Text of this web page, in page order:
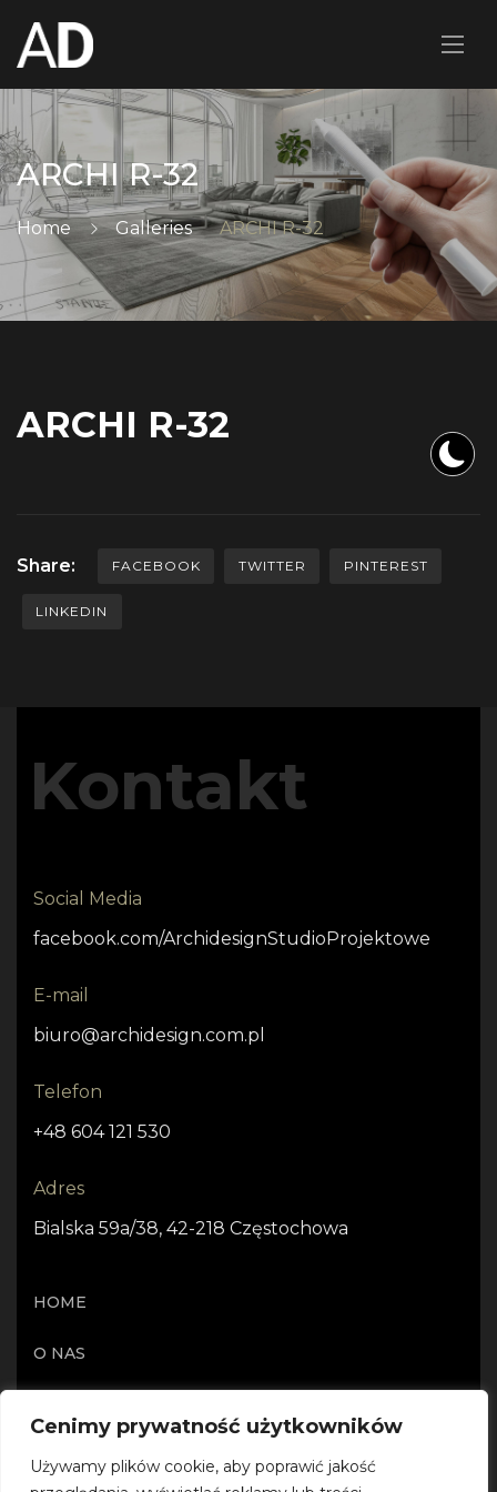
Cenimy prywatność użytkowników
Używamy plików cookie, aby poprawić jakość
ARCHI R-32
Home Galleries ARCHI R-32
ARCHI R-32
Share: FACEBOOK TWITTER PINTEREST
LINKEDIN
Kontakt
Social Media
facebook.com/ArchidesignStudioProjektowe
E-mail
biuro@archidesign.com.pl
Telefon
+48 604 121 530
Adres
Bialska 59a/38, 42-218 Częstochowa
HOME
O NAS
PROJEKTY I REALIZACJE